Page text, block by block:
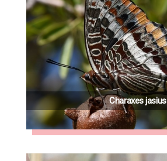
Charaxes jasius